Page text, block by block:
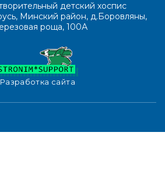
детский хоспис
Минский район, д.Боровляны,
роща, 100А
Разработка сайта